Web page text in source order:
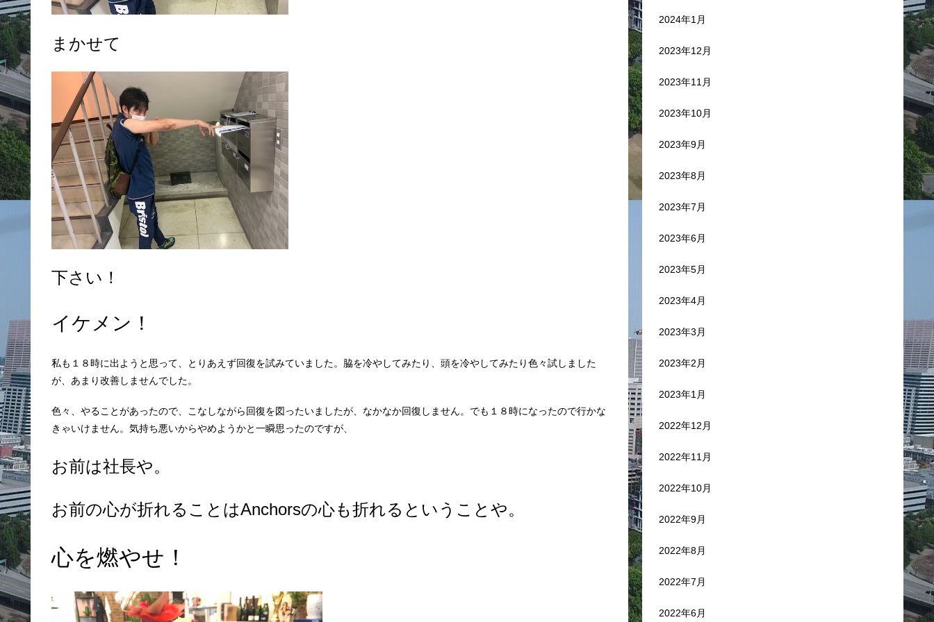
まかせて
下さい！
イケメン！
私も１８時に出ようと思って、とりあえず回復を試みていました。脇を冷やしてみたり、頭を冷やしてみたり色々試しました
が、あまり改善しませんでした。
色々、やることがあったので、こなしながら回復を図ったいましたが、なかなか回復しません。でも１８時になったので行かな
きゃいけません。気持ち悪いからやめようかと一瞬思ったのですが、
お前は社長や。
お前の心が折れることはAnchorsの心も折れるということや。
心を燃やせ！
2024年1月
2023年12月
2023年11月
2023年10月
2023年9月
2023年8月
2023年7月
2023年6月
2023年5月
2023年4月
2023年3月
2023年2月
2023年1月
2022年12月
2022年11月
2022年10月
2022年9月
2022年8月
2022年7月
2022年6月